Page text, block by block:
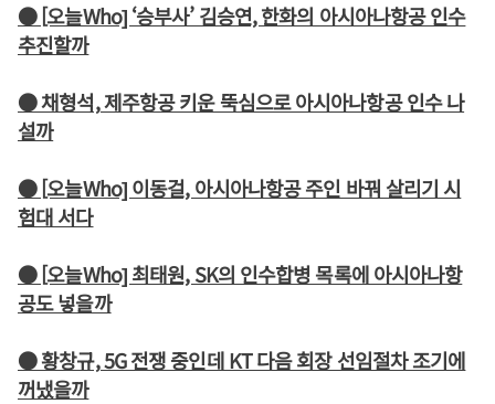
● [오늘Who] ‘승부사’ 김승연, 한화의 아시아나항공 인수
추진할까
● 채형석, 제주항공 키운 뚝심으로 아시아나항공 인수 나
설까
● [오늘Who] 이동걸, 아시아나항공 주인 바꿔 살리기 시
험대 서다
● [오늘Who] 최태원, SK의 인수합병 목록에 아시아나항
공도 넣을까
● 황창규, 5G 전쟁 중인데 KT 다음 회장 선임절차 조기에
꺼냈을까